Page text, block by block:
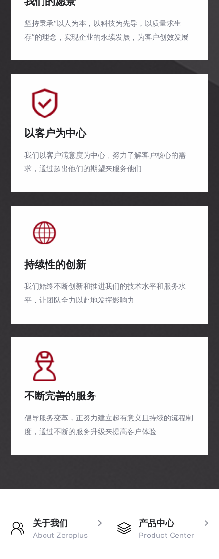
坚持秉承“以人为本，以科技为先导，以质量求生
存”的理念，实现企业的永续发展，为客户创效发展
以客户为中心
我们以客户满意度为中心，努力了解客户核心的需
求，通过超出他们的期望来服务他们
持续性的创新
我们始终不断创新和推进我们的技术水平和服务水
平，让团队全力以赴地发挥影响力
不断完善的服务
倡导服务变革，正努力建立起有意义且持续的流程制
度，通过不断的服务升级来提高客户体验
关于我们
About Zeroplus
产品中心
Product Center